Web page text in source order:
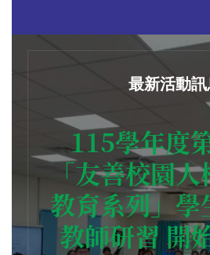
最新活動訊
115學年度
「友善校園人
教育系列」學
教師研習 開